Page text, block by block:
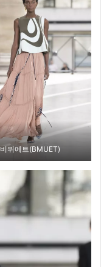
비뮈에트(BMUET)